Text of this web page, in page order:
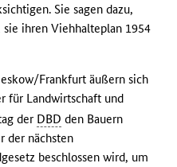
Sie sagen dazu,
ihren Viehhalteplan 1954
Frankfurt äußern sich
für Landwirtschaft und
der DBD den Bauern
der nächsten
beschlossen wird, um